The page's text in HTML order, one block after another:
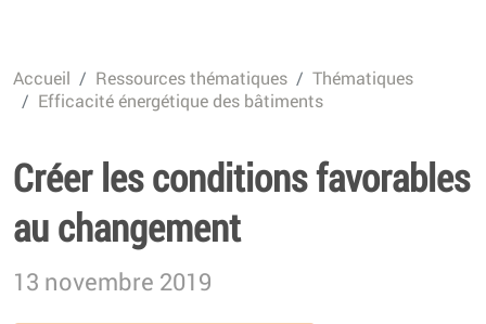
Accueil Ressources thématiques
Thématiques
Efficacité énergétique des bâtiments
Créer les conditions favorables
au changement
13 novembre 2019